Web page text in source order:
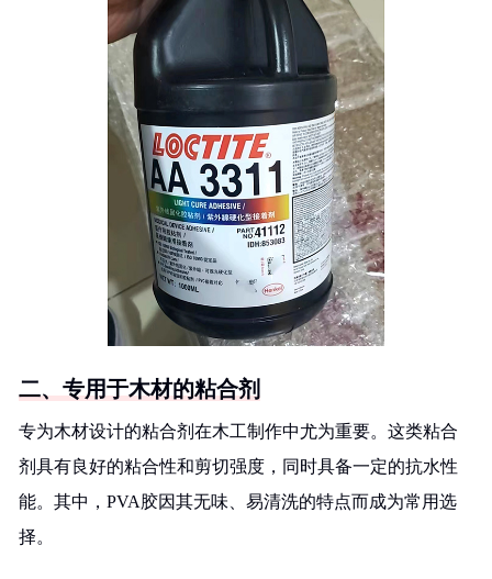
二、专用于木材的粘合剂
专为木材设计的粘合剂在木工制作中尤为重要。这类粘合
剂具有良好的粘合性和剪切强度，同时具备一定的抗水性
能。其中，PVA胶因其无味、易清洗的特点而成为常用选
择。